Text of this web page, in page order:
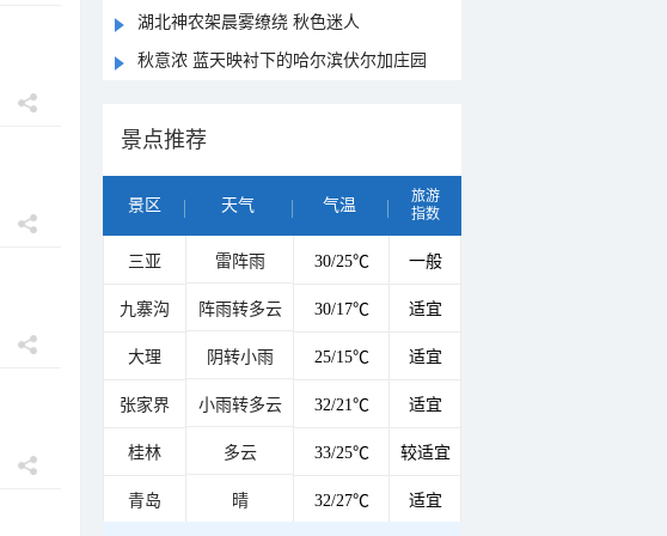
湖北神农架晨雾缭绕 秋色迷人
秋意浓 蓝天映衬下的哈尔滨伏尔加庄园
景点推荐
景区 天气 气温
旅游
指数
三亚 雷阵雨 30/25℃ 一般
九寨沟 阵雨转多云 30/17℃ 适宜
大理 阴转小雨 25/15℃ 适宜
张家界 小雨转多云 32/21℃ 适宜
桂林 多云 33/25℃ 较适宜
青岛 晴 32/27℃ 适宜